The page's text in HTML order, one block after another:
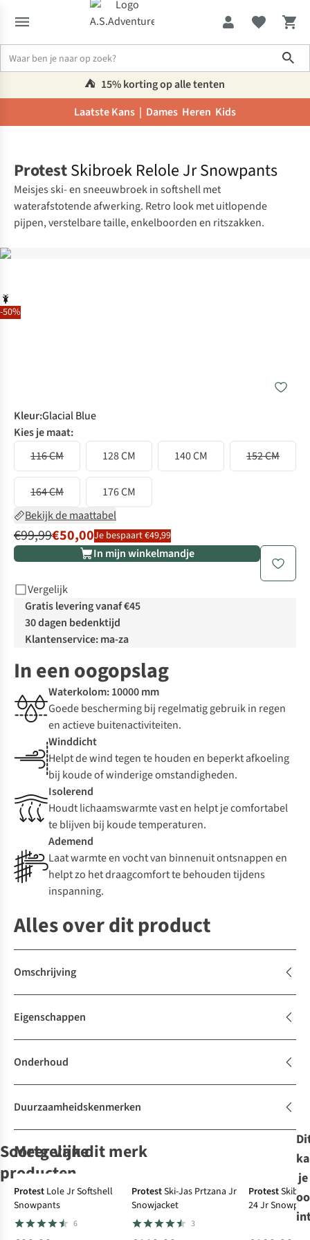
⛺️ 15% korting op alle tenten
Laatste Kans | Dames Heren Kids
-50%
ProtestSkibroek Relole Jr Snowpants
Meisjes ski- en sneeuwbroek in softshell met
waterafstotende afwerking. Retro look met uitlopende
pijpen, verstelbare taille, enkelboorden en ritszakken.
Kleur:Glacial Blue
Kies je maat:
116 CM
128 CM 140 CM 152 CM
164 CM
176 CM
Bekijk de maattabel
€99,99€50,00Je bespaart €49,99
In mijn winkelmandje
Vergelijk
Gratis levering vanaf €45
30 dagen bedenktijd
Klantenservice: ma-za
In een oogopslag
Waterkolom: 10000 mm
Goede bescherming bij regelmatig gebruik in regen
en actieve buitenactiviteiten.
Winddicht
Helpt de wind tegen te houden en beperkt afkoeling
bij koude of winderige omstandigheden.
Isolerend
Houdt lichaamswarmte vast en helpt je comfortabel
te blijven bij koude temperaturen.
Ademend
Laat warmte en vocht van binnenuit ontsnappen en
helpt zo het draagcomfort te behouden tijdens
inspanning.
Alles over dit product
Omschrijving
Eigenschappen
Onderhoud
Duurzaamheidskenmerken
Soortgelijke
producten
Icepeak
Skibroek
Icepeak
Softshell
-50%
Protest
Lole Jr
Softshell
-50%
Brunotti
Softshell
Meer van dit merk
Protest Lole Jr Softshell
Snowpants
6
ProtestSki-Jas Prtzana Jr
Snowjacket
3
Protest
24 Jr
je